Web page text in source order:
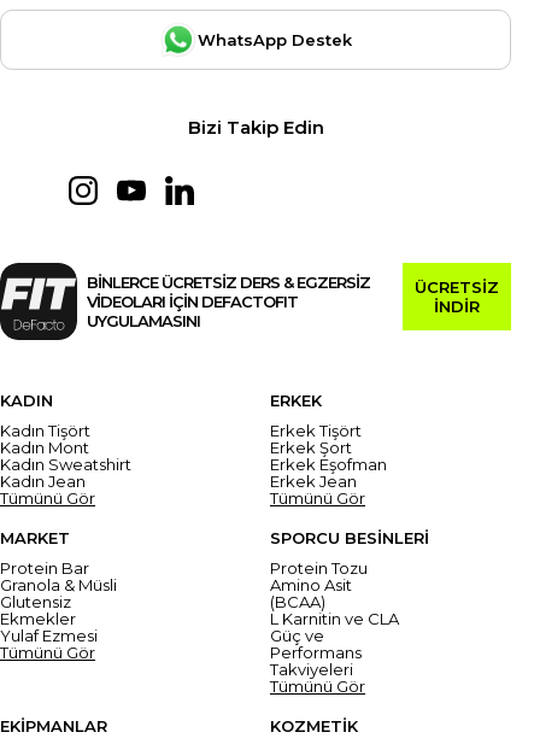
WhatsApp Destek
Bizi Takip Edin
BİNLERCE ÜCRETSİZ DERS & EGZERSİZ
VİDEOLARI İÇİN DEFACTOFIT
UYGULAMASINI
ÜCRETSİZ
İNDİR
KADIN
Kadın Tişört
Kadın Mont
Kadın Sweatshirt
Kadın Jean
Tümünü Gör
ERKEK
Erkek Tişört
Erkek Şort
Erkek Eşofman
Erkek Jean
Tümünü Gör
MARKET
Protein Bar
Granola & Müsli
Glutensiz
Ekmekler
Yulaf Ezmesi
Tümünü Gör
SPORCU BESİNLERİ
Protein Tozu
Amino Asit
(BCAA)
L Karnitin ve CLA
Güç ve
Performans
Takviyeleri
Tümünü Gör
EKİPMANLAR
KOZMETİK